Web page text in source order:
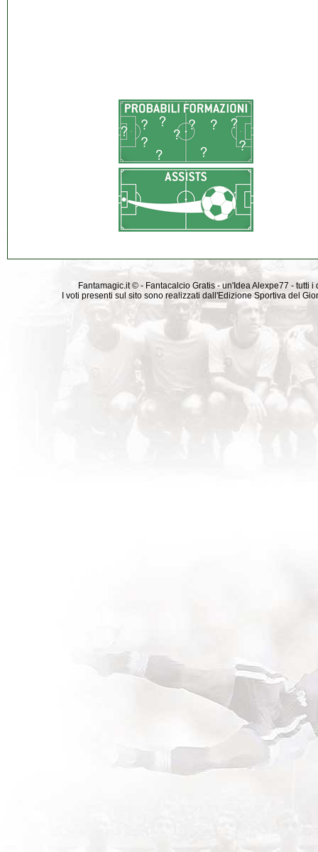
Fantamagic.it © - Fantacalcio Gratis - un'Idea Alexpe77 -
I voti presenti sul sito sono realizzati dall'Edizione Sportiva del